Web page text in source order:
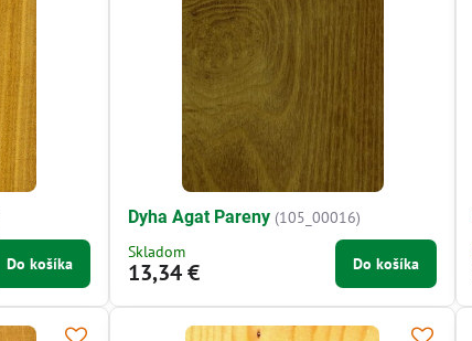
Do košíka
Dyha Agat Pareny (105_00016)
Skladom
13,34 € Do košíka